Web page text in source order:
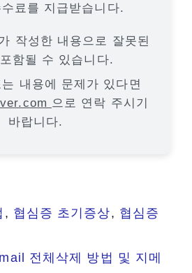
료를 지급받습니다.
작성한 내용으로 잘못된
함될 수 있습니다.
내용에 문제가 있다면
으로 연락 주시기
바랍니다.
, 협심증 초기증상, 협심증
전체삭제 방법 및 지메